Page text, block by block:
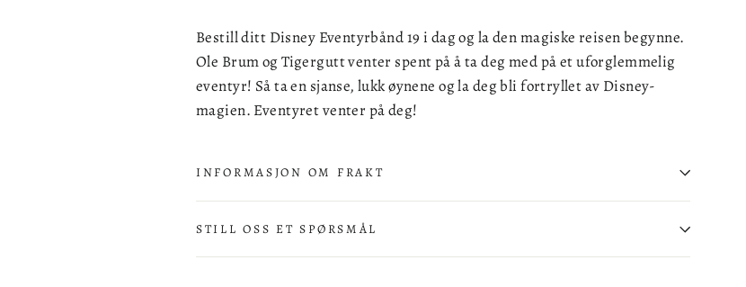
Bestill ditt Disney Eventyrbånd 19 i dag og la den magiske reisen begynne.
Ole Brum og Tigergutt venter spent på å ta deg med på et uforglemmelig
eventyr! Så ta en sjanse, lukk øynene og la deg bli fortryllet av Disney-
magien. Eventyret venter på deg!
INFORMASJON OM FRAKT
STILL OSS ET SPØRSMÅL